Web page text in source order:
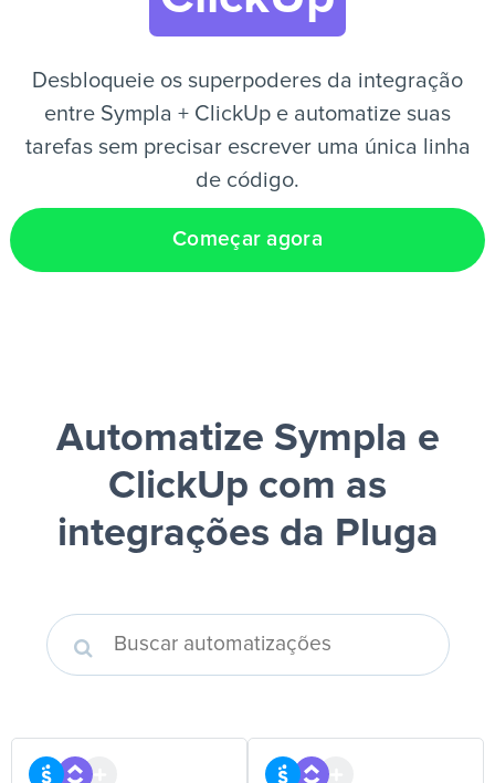
Desbloqueie os superpoderes da integração
entre Sympla + ClickUp e automatize suas
tarefas sem precisar escrever uma única linha
de código.
Começar agora
Automatize Sympla e
ClickUp com as
integrações da Pluga